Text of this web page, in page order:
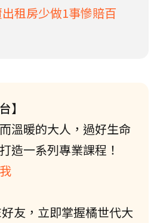
租房少做1事慘賠百
】
溫暖的大人，過好生命
造一系列專業課程！
友，立即掌握橘世代大